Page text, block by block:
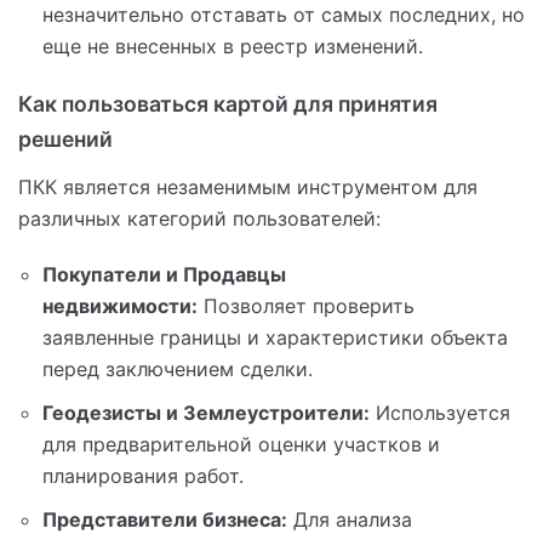
незначительно отставать от самых последних, но
еще не внесенных в реестр изменений.
Как пользоваться картой для принятия
решений
ПКК является незаменимым инструментом для
различных категорий пользователей:
Покупатели и Продавцы
недвижимости: Позволяет проверить
заявленные границы и характеристики объекта
перед заключением сделки.
Геодезисты и Землеустроители: Используется
для предварительной оценки участков и
планирования работ.
Представители бизнеса: Для анализа